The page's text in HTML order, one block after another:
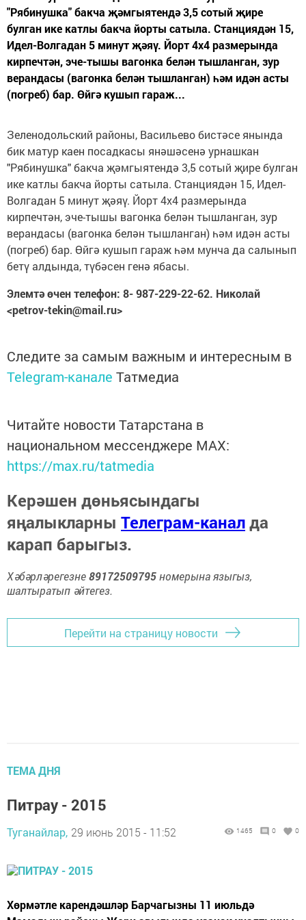
"Рябинушка" бакча җәмгыятендә 3,5 сотый җире
булган ике катлы бакча йорты сатыла. Станциядән 15,
Идел-Волгадан 5 минут җәяү. Йорт 4х4 размерында
кирпечтән, эче-тышы вагонка белән тышланган, зур
верандасы (вагонка белән тышланган) һәм идән асты
(погреб) бар. Өйгә кушып гараж...
Зеленодольский районы, Васильево бистәсе янында
бик матур каен посадкасы янәшәсенә урнашкан
"Рябинушка" бакча җәмгыятендә 3,5 сотый җире булган
ике катлы бакча йорты сатыла. Станциядән 15, Идел-
Волгадан 5 минут җәяү. Йорт 4х4 размерында
кирпечтән, эче-тышы вагонка белән тышланган, зур
верандасы (вагонка белән тышланган) һәм идән асты
(погреб) бар. Өйгә кушып гараж һәм мунча да салынып
бетү алдында, түбәсен генә ябасы.
Элемтә өчен телефон: 8- 987-229-22-62. Николай
<petrov-tekin@mail.ru>
Следите за самым важным и интересным в
Telegram-канале Татмедиа
Читайте новости Татарстана в
национальном мессенджере MАХ:
https://max.ru/tatmedia
Керәшен дөньясындагы
яңалыкларны Телеграм-каналда
карап барыгыз.
Хәбәрләрегезне89172509795номерына языгыз,
шалтыратып әйтегез.
Перейти на страницу новости
ТЕМА ДНЯ
Питрау - 2015
Туганайлар, 29 июнь 2015 - 11:52 1465 0 0
Хөрмәтле карендәшләр Барчагызны 11 июльдә